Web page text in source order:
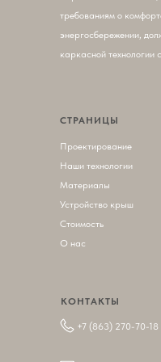
СТРАНИЦЫ
Проектирование
Наши технологии
Материалы
Устройство крыш
Стоимость
О нас
КОНТАКТЫ
+7 (863) 270-70-18
требованиям о
энергосбережении,
каркасной технологии